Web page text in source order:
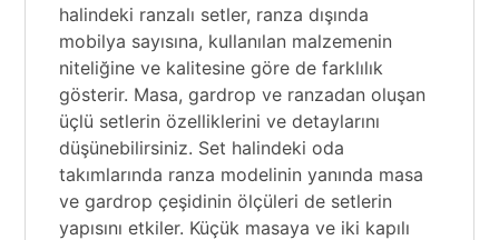
halindeki ranzalı setler, ranza dışında
mobilya sayısına, kullanılan malzemenin
niteliğine ve kalitesine göre de farklılık
gösterir. Masa, gardrop ve ranzadan oluşan
üçlü setlerin özelliklerini ve detaylarını
düşünebilirsiniz. Set halindeki oda
takımlarında ranza modelinin yanında masa
ve gardrop çeşidinin ölçüleri de setlerin
yapısını etkiler. Küçük masaya ve iki kapılı